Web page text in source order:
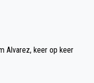
Alvarez, keer op keer